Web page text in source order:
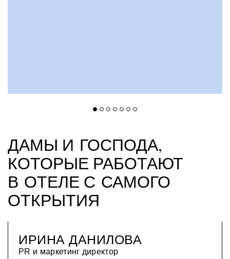
ДАМЫ И ГОСПОДА,
КОТОРЫЕ РАБОТАЮТ
В ОТЕЛЕ С САМОГО
ОТКРЫТИЯ
ИРИНА ДАНИЛОВА
PR и маркетинг директор